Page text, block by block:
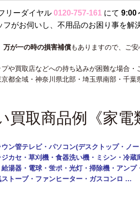
リーダイヤル 0120-757-161 にて 9:00
フがお伺いし、不用品のお困り事を解
万が一の時の損害補償もありますので、ご
プや買取店などへの持ち込みが困難な場合
都全域・神奈川県北部・埼玉県南部・千
買取商品例《家電
ン管テレビ・パソコン(デスクトップ・ノー
カセ・草刈機・食器洗い機・ミシン・ 冷蔵
湯器・電球・蛍ポ・光灯・掃除機・アンプ
ストーブ・ファンヒーター・ガスコンロ …